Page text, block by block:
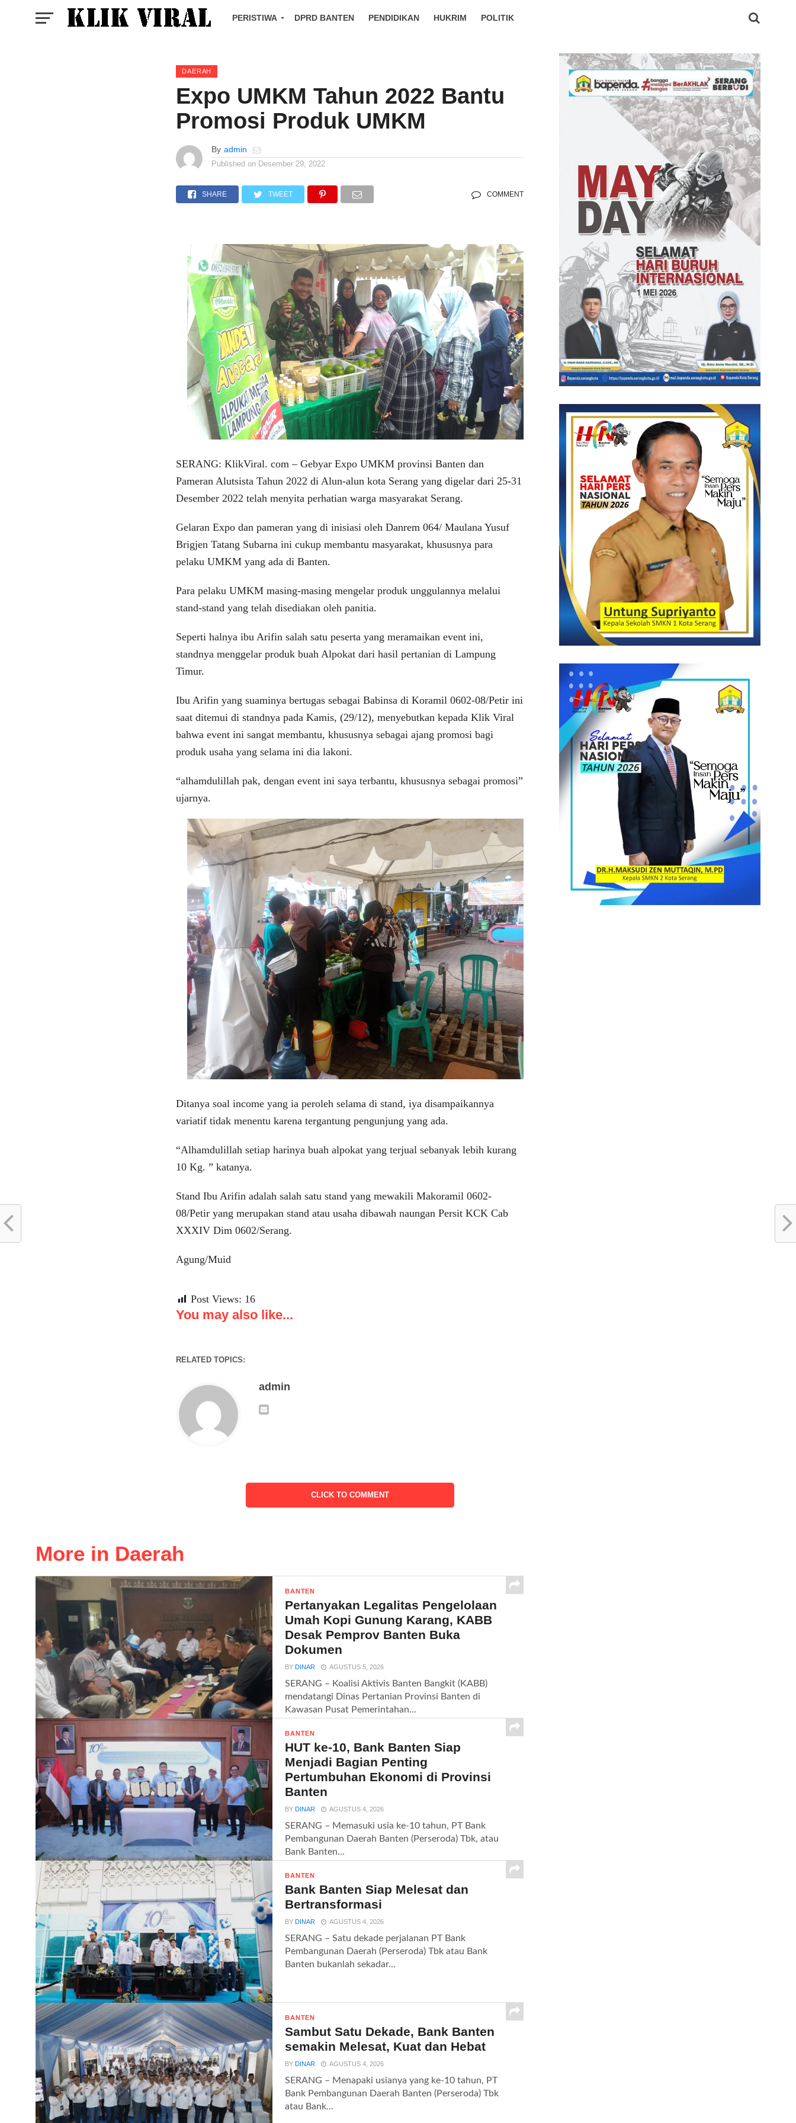
PERISTIWA DPRD BANTEN PENDIDIKAN HUKRIM POLITIK
DAERAH
Expo UMKM Tahun 2022 Bantu
Promosi Produk UMKM
By admin
Published on Desember 29, 2022
SHARE TWEET COMMENT
SERANG: KlikViral. com – Gebyar Expo UMKM provinsi Banten dan
Pameran Alutsista Tahun 2022 di Alun-alun kota Serang yang digelar dari 25-31
Desember 2022 telah menyita perhatian warga masyarakat Serang.
Gelaran Expo dan pameran yang di inisiasi oleh Danrem 064/ Maulana Yusuf
Brigjen Tatang Subarna ini cukup membantu masyarakat, khususnya para
pelaku UMKM yang ada di Banten.
Para pelaku UMKM masing-masing mengelar produk unggulannya melalui
stand-stand yang telah disediakan oleh panitia.
Seperti halnya ibu Arifin salah satu peserta yang meramaikan event ini,
standnya menggelar produk buah Alpokat dari hasil pertanian di Lampung
Timur.
Ibu Arifin yang suaminya bertugas sebagai Babinsa di Koramil 0602-08/Petir ini
saat ditemui di standnya pada Kamis, (29/12), menyebutkan kepada Klik Viral
bahwa event ini sangat membantu, khususnya sebagai ajang promosi bagi
produk usaha yang selama ini dia lakoni.
“alhamdulillah pak, dengan event ini saya terbantu, khususnya sebagai promosi”
ujarnya.
Ditanya soal income yang ia peroleh selama di stand, iya disampaikannya
variatif tidak menentu karena tergantung pengunjung yang ada.
“Alhamdulillah setiap harinya buah alpokat yang terjual sebanyak lebih kurang
10 Kg. ” katanya.
Stand Ibu Arifin adalah salah satu stand yang mewakili Makoramil 0602-
08/Petir yang merupakan stand atau usaha dibawah naungan Persit KCK Cab
XXXIV Dim 0602/Serang.
Agung/Muid
Post Views: 16
You may also like...
RELATED TOPICS:
admin
CLICK TO COMMENT
More in Daerah
BANTEN
Pertanyakan Legalitas Pengelolaan
Umah Kopi Gunung Karang, KABB
Desak Pemprov Banten Buka
Dokumen
BYDINAR AGUSTUS 5, 2026
SERANG – Koalisi Aktivis Banten Bangkit (KABB)
mendatangi Dinas Pertanian Provinsi Banten di
Kawasan Pusat Pemerintahan...
BANTEN
HUT ke-10, Bank Banten Siap
Menjadi Bagian Penting
Pertumbuhan Ekonomi di Provinsi
Banten
BYDINAR AGUSTUS 4, 2026
SERANG – Memasuki usia ke-10 tahun, PT Bank
Pembangunan Daerah Banten (Perseroda) Tbk, atau
Bank Banten...
BANTEN
Bank Banten Siap Melesat dan
Bertransformasi
BYDINAR AGUSTUS 4, 2026
SERANG – Satu dekade perjalanan PT Bank
Pembangunan Daerah (Perseroda) Tbk atau Bank
Banten bukanlah sekadar...
BANTEN
Sambut Satu Dekade, Bank Banten
semakin Melesat, Kuat dan Hebat
BYDINAR AGUSTUS 4, 2026
SERANG – Menapaki usianya yang ke-10 tahun, PT
Bank Pembangunan Daerah Banten (Perseroda) Tbk
atau Bank...